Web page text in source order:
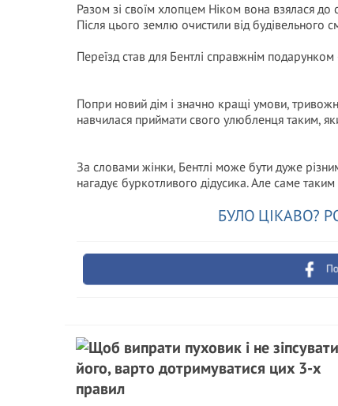
Разом зі своїм хлопцем Ніком вона взялася
Після цього землю очистили від будівельного
Переїзд став для Бентлі справжнім
Попри новий дім і значно кращі умови,
навчилася приймати свого улюбленця таким,
За словами жінки, Бентлі може бути дуже
нагадує буркотливого дідусика. Але саме
БУЛО ЦІКАВО?